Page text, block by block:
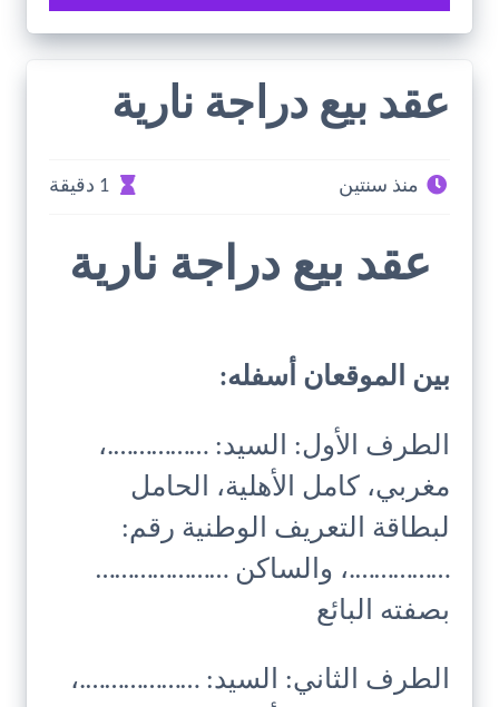
عقد بيع دراجة نارية
منذ سنتين 1 دقيقة
عقد بيع دراجة نارية
بين الموقعان أسفله:
الطرف الأول: السيد: …………….،
مغربي، كامل الأهلية، الحامل
لبطاقة التعريف الوطنية رقم:
…………….، والساكن …………………
بصفته البائع
الطرف الثاني: السيد: ……………….،